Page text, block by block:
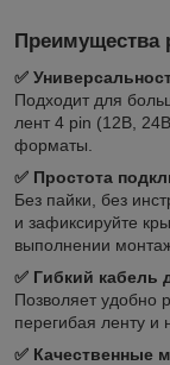
Преимущества
✅
Подходит для
лент 4 pin (12В,
форматы.
✅ Простота
Без пайки, без
и зафиксируйте
выполнении
✅ Гибкий кабель
Позволяет удобно
перегибая ленту и
✅ Качественные